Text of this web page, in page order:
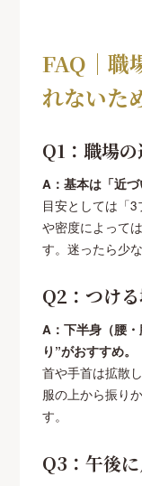
FAQ｜職
れないた
Q1：職場の
A：基本は「近づ
目安としては「
や密度によっては
す。迷ったら少な
Q2：つけ
A：下半身（腰
り”がおすすめ。
首や手首は拡散
服の上から振り
す。
Q3：午後